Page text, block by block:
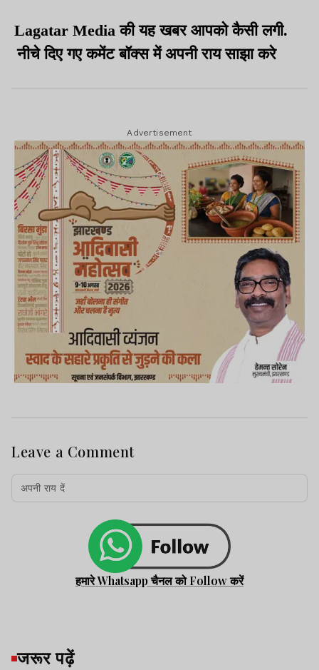
Lagatar Media की यह खबर आपको कैसी लगी.
नीचे दिए गए कमेंट बॉक्स में अपनी राय साझा करे
Advertisement
Leave a Comment
हमारे Whatsapp चैनल को Follow करें
जरूर पढ़ें